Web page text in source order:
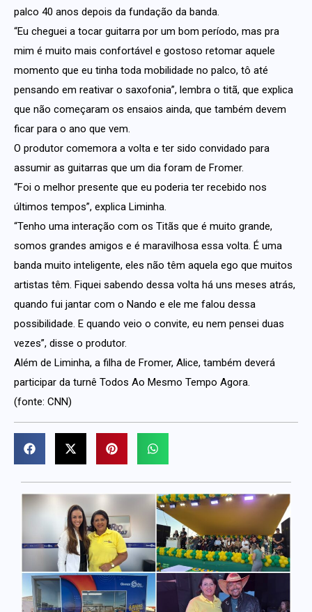
palco 40 anos depois da fundação da banda.
“Eu cheguei a tocar guitarra por um bom período, mas pra
mim é muito mais confortável e gostoso retomar aquele
momento que eu tinha toda mobilidade no palco, tô até
pensando em reativar o saxofonia”, lembra o titã, que explica
que não começaram os ensaios ainda, que também devem
ficar para o ano que vem.
O produtor comemora a volta e ter sido convidado para
assumir as guitarras que um dia foram de Fromer.
“Foi o melhor presente que eu poderia ter recebido nos
últimos tempos”, explica Liminha.
“Tenho uma interação com os Titãs que é muito grande,
somos grandes amigos e é maravilhosa essa volta. É uma
banda muito inteligente, eles não têm aquela ego que muitos
artistas têm. Fiquei sabendo dessa volta há uns meses atrás,
quando fui jantar com o Nando e ele me falou dessa
possibilidade. E quando veio o convite, eu nem pensei duas
vezes”, disse o produtor.
Além de Liminha, a filha de Fromer, Alice, também deverá
participar da turnê Todos Ao Mesmo Tempo Agora.
(fonte: CNN)